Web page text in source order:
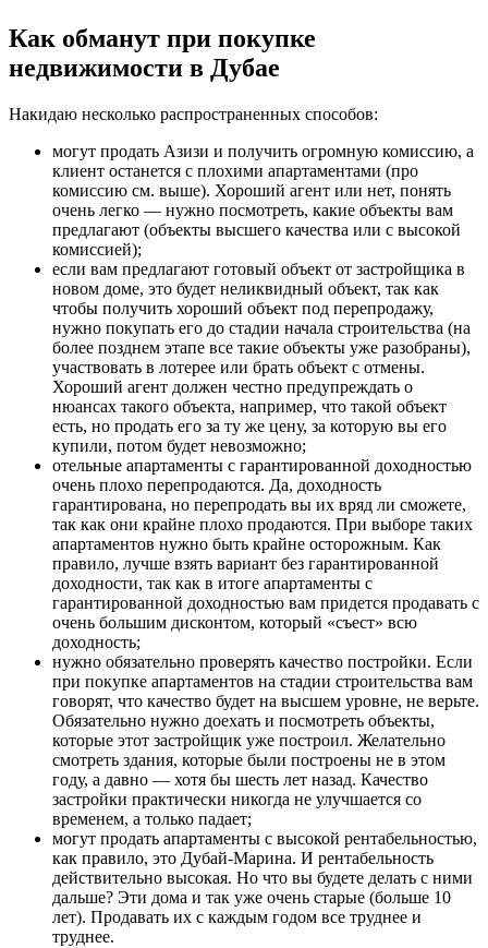
Как обманут при покупке
недвижимости в Дубае
Накидаю несколько распространенных способов:
могут продать Азизи и получить огромную комиссию, а
клиент останется с плохими апартаментами (про
комиссию см. выше). Хороший агент или нет, понять
очень легко — нужно посмотреть, какие объекты вам
предлагают (объекты высшего качества или с высокой
комиссией);
если вам предлагают готовый объект от застройщика в
новом доме, это будет неликвидный объект, так как
чтобы получить хороший объект под перепродажу,
нужно покупать его до стадии начала строительства (на
более позднем этапе все такие объекты уже разобраны),
участвовать в лотерее или брать объект с отмены.
Хороший агент должен честно предупреждать о
нюансах такого объекта, например, что такой объект
есть, но продать его за ту же цену, за которую вы его
купили, потом будет невозможно;
отельные апартаменты с гарантированной доходностью
очень плохо перепродаются. Да, доходность
гарантирована, но перепродать вы их вряд ли сможете,
так как они крайне плохо продаются. При выборе таких
апартаментов нужно быть крайне осторожным. Как
правило, лучше взять вариант без гарантированной
доходности, так как в итоге апартаменты с
гарантированной доходностью вам придется продавать с
очень большим дисконтом, который «съест» всю
доходность;
нужно обязательно проверять качество постройки. Если
при покупке апартаментов на стадии строительства вам
говорят, что качество будет на высшем уровне, не верьте.
Обязательно нужно доехать и посмотреть объекты,
которые этот застройщик уже построил. Желательно
смотреть здания, которые были построены не в этом
году, а давно — хотя бы шесть лет назад. Качество
застройки практически никогда не улучшается со
временем, а только падает;
могут продать апартаменты с высокой рентабельностью,
как правило, это Дубай-Марина. И рентабельность
действительно высокая. Но что вы будете делать с ними
дальше? Эти дома и так уже очень старые (больше 10
лет). Продавать их с каждым годом все труднее и
труднее.